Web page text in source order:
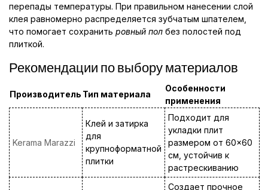
перепады температуры. При правильном нанесении слой
клея равномерно распределяется зубчатым шпателем,
что помогает сохранить ровный пол без полостей под
плиткой.
Рекомендации по выбору материалов
Производитель Тип материала
Особенности
применения
Kerama Marazzi
Клей и затирка
для
крупноформатной
плитки
Подходит для
укладки плит
размером от 60×60
см, устойчив к
растрескиванию
Создает прочное